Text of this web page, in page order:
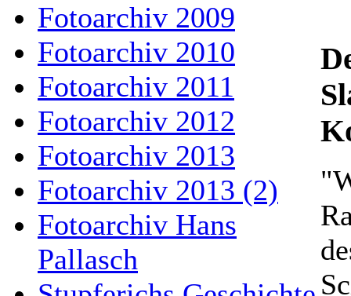
Fotoarchiv 2009
Fotoarchiv 2010
Fotoarchiv 2011
Fotoarchiv 2012
Fotoarchiv 2013
Fotoarchiv 2013 (2)
Fotoarchiv Hans
Pallasch